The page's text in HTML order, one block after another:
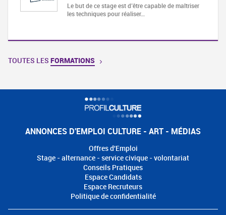
Le but de ce stage est d’être capable de maîtriser
les techniques pour réaliser…
TOUTES LES FORMATIONS
ANNONCES D'EMPLOI CULTURE - ART - MÉDIAS
Offres d'Emploi
Stage - alternance - service civique - volontariat
Conseils Pratiques
Espace Candidats
Espace Recruteurs
Politique de confidentialité